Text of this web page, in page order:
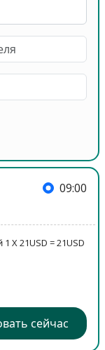
09:00
X 21USD = 21USD
сейчас